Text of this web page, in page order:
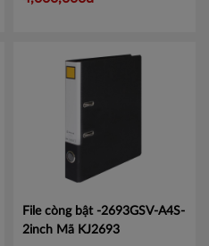
File còng bật -2693GSV-A4S-
2inch Mã KJ2693